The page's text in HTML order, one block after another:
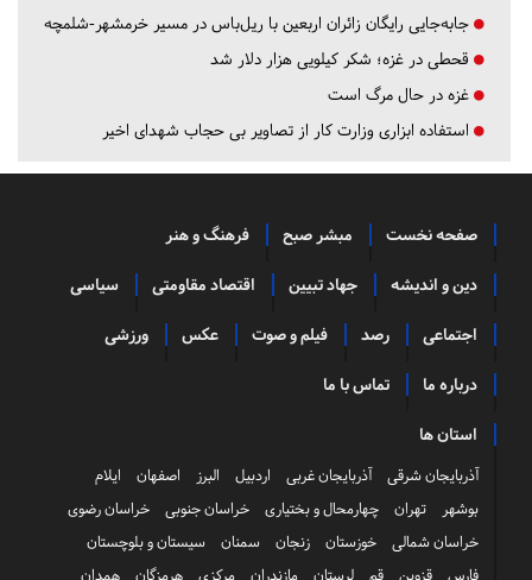
جابه‌جایی رایگان زائران اربعین با ریل‌باس در مسیر خرمشهر-شلمچه
قحطی در غزه؛ شکر کیلویی هزار دلار شد
غزه در حال مرگ است
استفاده ابزاری وزارت کار از تصاویر بی حجاب شهدای اخیر
صفحه نخست مبشر صبح فرهنگ و هنر
دین و اندیشه جهاد تبیین اقتصاد مقاومتی سیاسی
اجتماعی رصد فیلم و صوت عکس ورزشی
درباره ما تماس با ما
استان ها
آذربایجان شرقی آذربایجان غربی اردبیل البرز اصفهان
ایلام
بوشهر
تهران چهارمحال و بختیاری خراسان جنوبی
خراسان رضوی
خراسان شمالی
خوزستان زنجان سمنان
سیستان و بلوچستان
فارس
قزوین قم لرستان مازندران مرکزی هرمزگان همدان